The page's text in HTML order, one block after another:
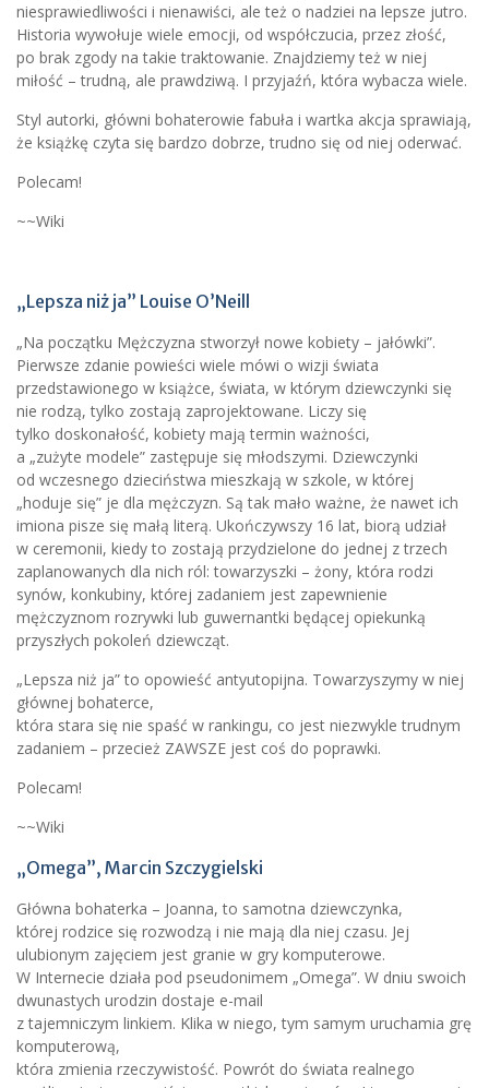
niesprawiedliwości i nienawiści, ale też o nadziei na lepsze jutro.
Historia wywołuje wiele emocji, od współczucia, przez złość,
po brak zgody na takie traktowanie. Znajdziemy też w niej
miłość – trudną, ale prawdziwą. I przyjaźń, która wybacza wiele.
Styl autorki, główni bohaterowie fabuła i wartka akcja sprawiają,
że książkę czyta się bardzo dobrze, trudno się od niej oderwać.
Polecam!
~~Wiki
„Lepsza niż ja” Louise O’Neill
„Na początku Mężczyzna stworzył nowe kobiety – jałówki”.
Pierwsze zdanie powieści wiele mówi o wizji świata
przedstawionego w książce, świata, w którym dziewczynki się
nie rodzą, tylko zostają zaprojektowane. Liczy się
tylko doskonałość, kobiety mają termin ważności,
a „zużyte modele” zastępuje się młodszymi. Dziewczynki
od wczesnego dzieciństwa mieszkają w szkole, w której
„hoduje się” je dla mężczyzn. Są tak mało ważne, że nawet ich
imiona pisze się małą literą. Ukończywszy 16 lat, biorą udział
w ceremonii, kiedy to zostają przydzielone do jednej z trzech
zaplanowanych dla nich ról: towarzyszki – żony, która rodzi
synów, konkubiny, której zadaniem jest zapewnienie
mężczyznom rozrywki lub guwernantki będącej opiekunką
przyszłych pokoleń dziewcząt.
„Lepsza niż ja” to opowieść antyutopijna. Towarzyszymy w niej
głównej bohaterce,
która stara się nie spaść w rankingu, co jest niezwykle trudnym
zadaniem – przecież ZAWSZE jest coś do poprawki.
Polecam!
~~Wiki
„Omega”, Marcin Szczygielski
Główna bohaterka – Joanna, to samotna dziewczynka,
której rodzice się rozwodzą i nie mają dla niej czasu. Jej
ulubionym zajęciem jest granie w gry komputerowe.
W Internecie działa pod pseudonimem „Omega”. W dniu swoich
dwunastych urodzin dostaje e-mail
z tajemniczym linkiem. Klika w niego, tym samym uruchamia grę
komputerową,
która zmienia rzeczywistość. Powrót do świata realnego